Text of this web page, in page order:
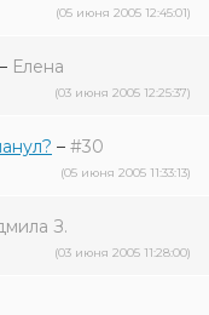
(05 июня 2005 12:45:01)
– Елена
(03 июня 2005 12:25:37)
– #30
(05 июня 2005 11:33:13)
З.
(03 июня 2005 11:28:00)